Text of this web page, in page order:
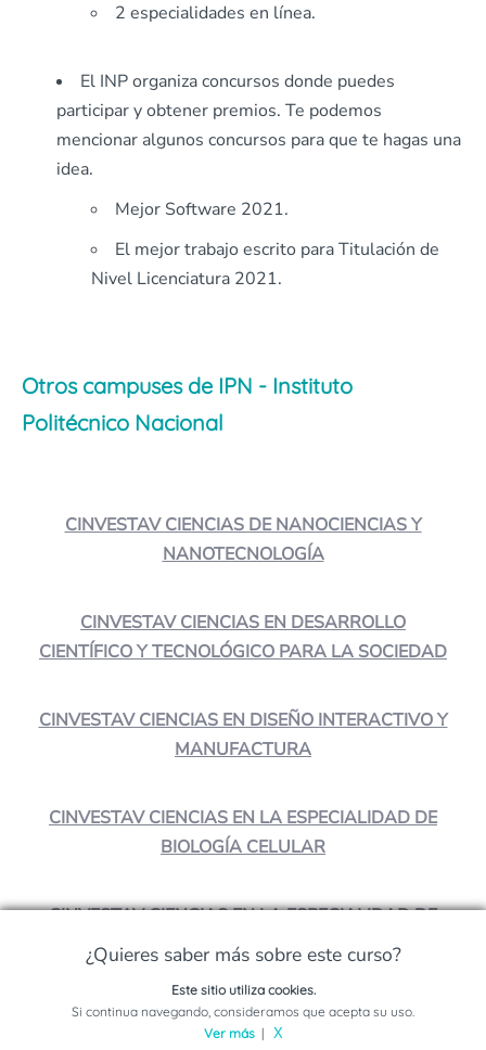
2 especialidades en línea.
El INP organiza concursos donde puedes
participar y obtener premios. Te podemos
mencionar algunos concursos para que te hagas una
idea.
Mejor Software 2021.
El mejor trabajo escrito para Titulación de
Nivel Licenciatura 2021.
Otros campuses de IPN - Instituto
Politécnico Nacional
CINVESTAV CIENCIAS DE NANOCIENCIAS Y
NANOTECNOLOGÍA
CINVESTAV CIENCIAS EN DESARROLLO
CIENTÍFICO Y TECNOLÓGICO PARA LA SOCIEDAD
CINVESTAV CIENCIAS EN DISEÑO INTERACTIVO Y
MANUFACTURA
CINVESTAV CIENCIAS EN LA ESPECIALIDAD DE
BIOLOGÍA CELULAR
CINVESTAV CIENCIAS EN LA ESPECIALIDAD DE
BIOLOGÍA INTEGRATIVA
¿Quieres saber más sobre este curso?
Solicita información sobre este programa
Este sitio utiliza cookies.
Si continua navegando, consideramos que acepta su uso.
Ver más| X